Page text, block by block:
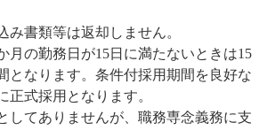
書類等は返却しません。
月の勤務日が15日に満たないときは15
となります。条件付採用期間を良好な
正式採用となります。
してありませんが、職務専念義務に支